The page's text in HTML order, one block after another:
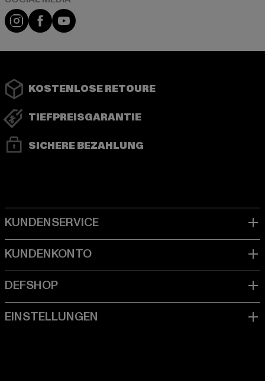
Instagram
FacebookYouTube
KOSTENLOSE RETOURE
TIEFPREISGARANTIE
SICHERE BEZAHLUNG